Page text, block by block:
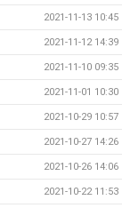
2021-11-13 10:45
2021-11-12 14:39
2021-11-10 09:35
2021-11-01 10:30
2021-10-29 10:57
2021-10-27 14:26
2021-10-26 14:06
2021-10-22 11:53